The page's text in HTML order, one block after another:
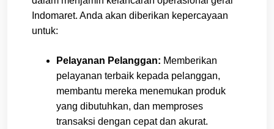
Indomaret. Anda akan diberikan kepercayaan
untuk:
Pelayanan Pelanggan: Memberikan
pelayanan terbaik kepada pelanggan,
membantu mereka menemukan produk
yang dibutuhkan, dan memproses
transaksi dengan cepat dan akurat.